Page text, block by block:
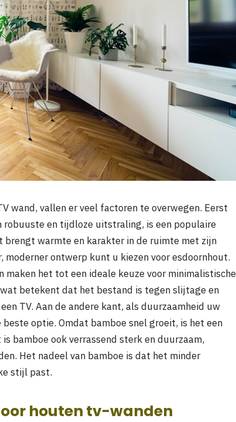
wand, vallen er veel factoren te overwegen. Eerst
robuuste en tijdloze uitstraling, is een populaire
brengt warmte en karakter in de ruimte met zijn
ontwerp kunt u kiezen voor esdoornhout.
het tot een ideale keuze voor minimalistische
betekent dat het bestand is tegen slijtage en
TV. Aan de andere kant, als duurzaamheid uw
optie. Omdat bamboe snel groeit, is het een
bamboe ook verrassend sterk en duurzaam,
Het nadeel van bamboe is dat het minder
stijl past.
houten tv-wanden